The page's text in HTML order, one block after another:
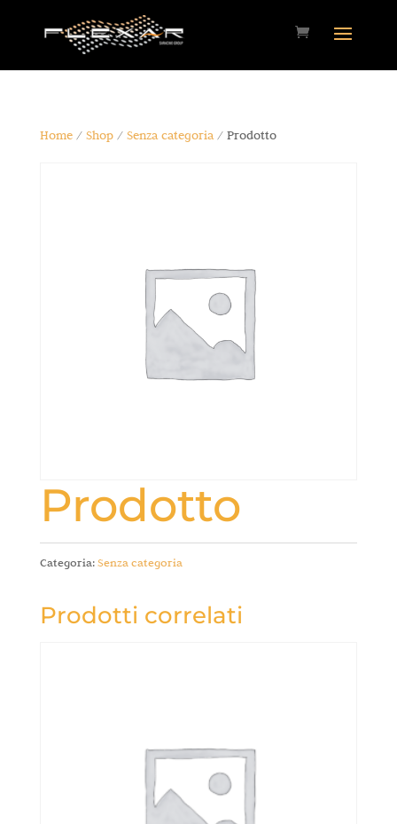
Home/ Shop/ Senza categoria/ Prodotto
Prodotto
Categoria:Senza categoria
Prodotti correlati